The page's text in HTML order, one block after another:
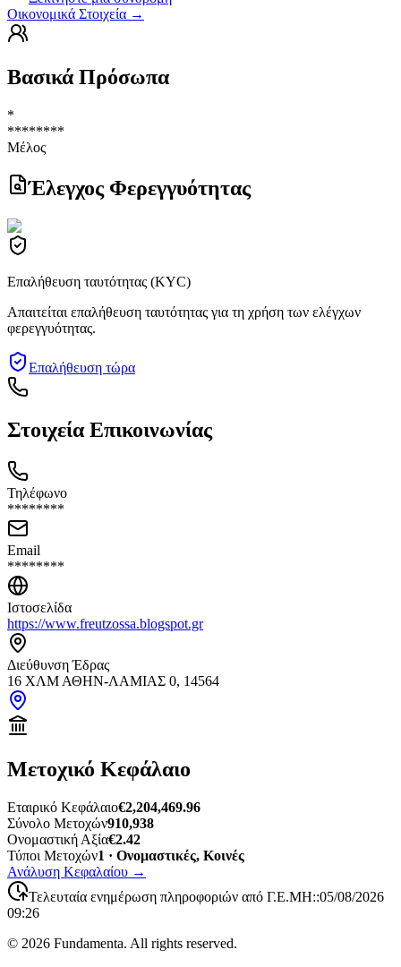
Οικονομικά Στοιχεία →
Βασικά Πρόσωπα
*
********
Μέλος
Έλεγχος Φερεγγυότητας
Επαλήθευση ταυτότητας (KYC)
Απαιτείται επαλήθευση ταυτότητας για τη χρήση των ελέγχων
φερεγγυότητας.
Επαλήθευση τώρα
Στοιχεία Επικοινωνίας
Τηλέφωνο
********
Email
********
Ιστοσελίδα
https://www.freutzossa.blogspot.gr
Διεύθυνση Έδρας
16 ΧΛΜ ΑΘΗΝ-ΛΑΜΙΑΣ 0, 14564
Μετοχικό Κεφάλαιο
Εταιρικό Κεφάλαιο€2,204,469.96
Σύνολο Μετοχών910,938
Ονομαστική Αξία€2.42
Τύποι Μετοχών1 · Ονομαστικές, Κοινές
Ανάλυση Κεφαλαίου →
Τελευταία ενημέρωση πληροφοριών από Γ.Ε.ΜΗ::05/08/2026
09:26
© 2026 Fundamenta. All rights reserved.